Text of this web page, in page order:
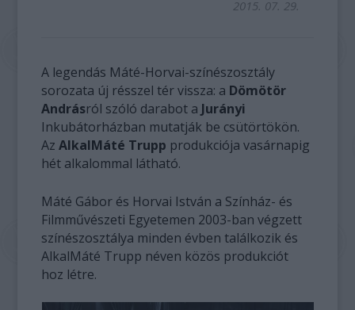
2015. 07. 29.
A legendás Máté-Horvai-színészosztály
sorozata új résszel tér vissza: a Dömötör
Andrásról szóló darabot a Jurányi
Inkubátorházban mutatják be csütörtökön.
AzAlkalMáté Trupp produkciója vasárnapig
hét alkalommal látható.
Máté Gábor és Horvai István a Színház- és
Filmművészeti Egyetemen 2003-ban végzett
színészosztálya minden évben találkozik és
AlkalMáté Trupp néven közös produkciót
hoz létre.